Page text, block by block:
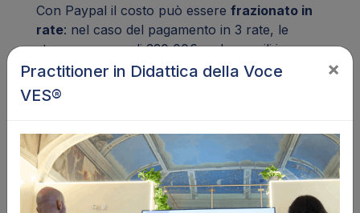
Con Paypal il costo può essere frazionato in
rate: nel caso del pagamento in 3 rate, le
stesse saranno di 330,00€ cad. mensili iva
inclusa (per la quota earlybird); in alternativa
Paypal permette il pagamento anche in 6, 12
o 24 rate
preferita).
Anche tramite bonifico bancario è possibile
frazionare...
Practitioner in Didattica della Voce
VES®
×